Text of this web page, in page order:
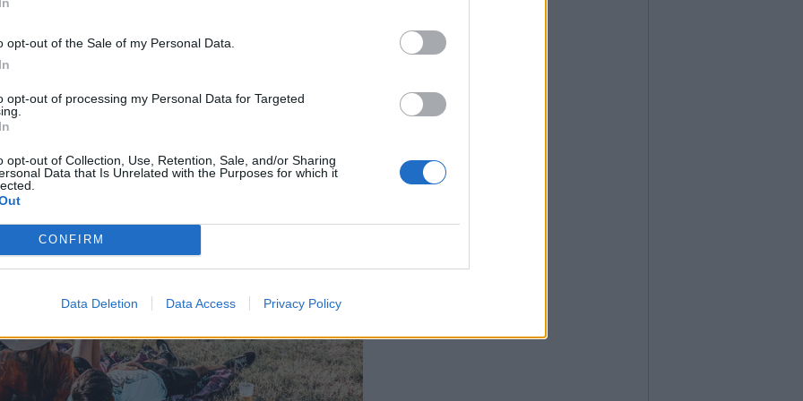
opt-out of the Sale of my Personal Data.
opt-out of processing my Personal Data for Targeted
opt-out of Collection, Use, Retention, Sale, and/or Sharing
Data that Is Unrelated with the Purposes for which it
CONFIRM
Data Deletion Data Access Privacy Policy
ai suoni del bosco» – racconta Diego,
Festival.